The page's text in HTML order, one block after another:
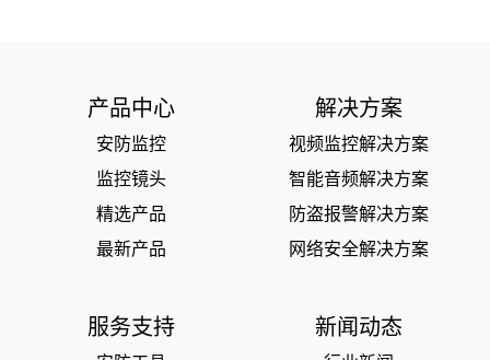
产品中心
安防监控
监控镜头
精选产品
最新产品
解决方案
视频监控解决方案
智能音频解决方案
防盗报警解决方案
网络安全解决方案
服务支持 新闻动态